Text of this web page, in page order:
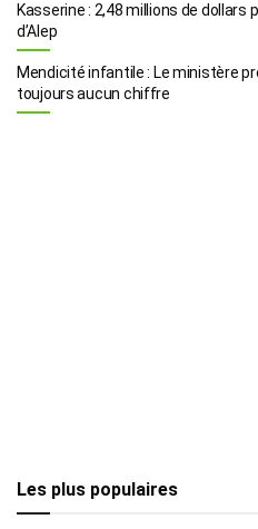
Kasserine : 2,48 millions de
d’Alep
Mendicité infantile : Le ministère
toujours aucun chiffre
Les plus populaires